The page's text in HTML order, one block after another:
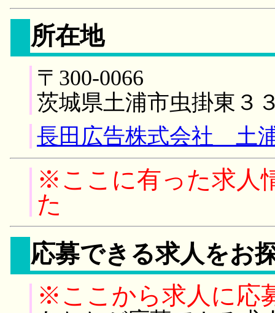
所在地
〒300-0066
茨城県土浦市虫掛東３
長田広告株式会社 土
※ここに有った求人
た
応募できる求人をお
※ここから求人に応